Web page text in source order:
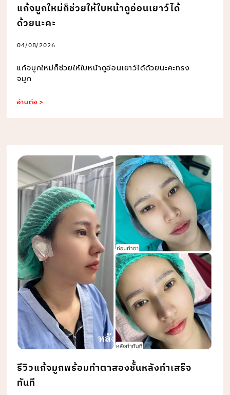
แก้จมูกใหม่ก็ช่วยให้ใบหน้าดูอ่อนเยาว์ได้
ด้วยนะคะ
04/08/2026
แก้จมูกใหม่ก็ช่วยให้ใบหน้าดูอ่อนเยาว์ได้ด้วยนะคะทรง
จมูก
อ่านต่อ >
รีวิวแก้จมูกพร้อมทำตาสองชั้นหลังทำเสร็จ
ทันที